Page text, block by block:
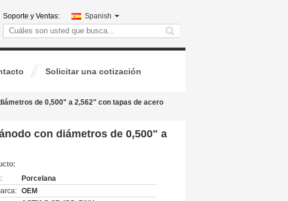
Soporte y Ventas: Spanish
search
Solicitar una cotización
de 0,500" a 2,562" con tapas de acero
con diámetros de 0,500" a
Porcelana
OEM